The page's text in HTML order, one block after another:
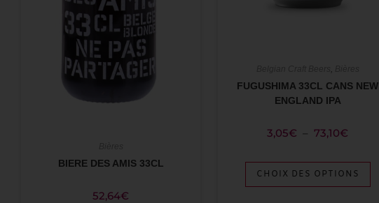
BIERE DES AMIS 33CL
52,64€
,
FUGUSHIMA 33CL CANS NEW
ENGLAND IPA
3,05€ 73,10€
CHOIX DES OPTIONS